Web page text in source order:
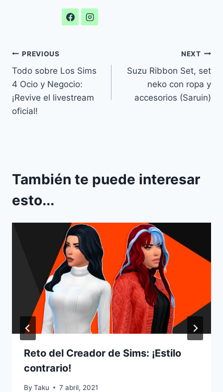
Navegación
de
entradas
PREVIOUS
Todo sobre Los Sims
4 Ocio y Negocio:
¡Revive el livestream
oficial!
NEXT
Suzu Ribbon Set, set
neko con ropa y
accesorios (Saruin)
También te puede interesar
esto...
Reto del Creador de Sims: ¡Estilo
contrario!
By Taku 7 abril, 2021